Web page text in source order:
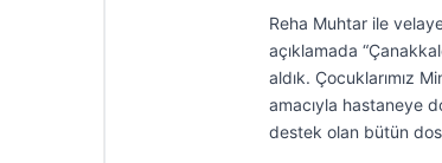
Reha Muhtar ile
açıklamada
aldık. Çocuklarımız
amacıyla hastaneye
destek olan bütün